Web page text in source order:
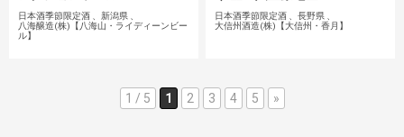
日本酒季節限定酒
新潟県
八海醸造(株)【八海山・ライディーンビー
ル】
日本酒季節限定酒
長野県
大信州酒造(株)【大信州・香月】
1 / 5 1 2 3 4 5 »